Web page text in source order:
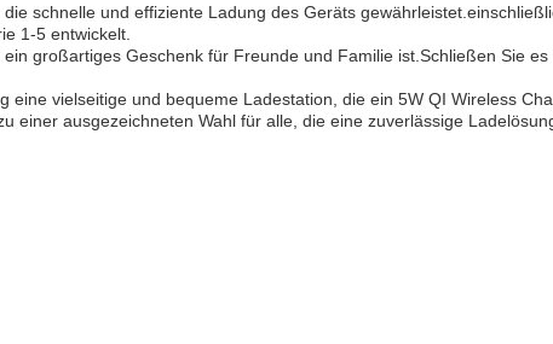
schnelle und effiziente Ladung des Geräts
1-5 entwickelt.
großartiges Geschenk für Freunde und Familie ist.Schließen Sie
vielseitige und bequeme Ladestation, die ein 5W QI Wireless
einer ausgezeichneten Wahl für alle, die eine zuverlässige